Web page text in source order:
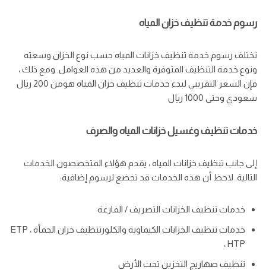
رسوم خدمة تنظيف خزان المياه
تختلف رسوم خدمة تنظيف خزانات المياه حسب نوع الخزان وسعته
ونوع خدمة التنظيف المتوفرة والعديد من هذه العوامل. ومع ذلك ،
فإن السعر التقريبي لبدء خدمات تنظيف خزان المياه هومن 200 ريال
سعودي وحتى 1000 ريال
خدمات تنظيف وغسيل خزانات المياه والصرف
إلى جانب تنظيف خزانات المياه ، يقدم هؤلاء المتخصصون الخدمات
التالية. لاحظ أن هذه الخدمات قد تخضع لرسوم إضافية:
خدمات تنظيف الخزانات التصريف / الفارغة
خدمات تنظيف الخزانات الكيماوية والكلورتنظيف خزان الحمأة ، ETP
، HTP
تنظيف صهاريج التخزين تحت الأرض